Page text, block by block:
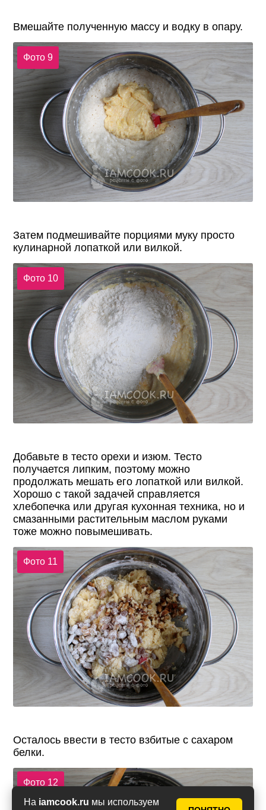
На iamcook.ru мы используем
Вмешайте полученную массу и водку в опару.
Фото 9
Затем подмешивайте порциями муку просто
кулинарной лопаткой или вилкой.
Фото 10
Добавьте в тесто орехи и изюм. Тесто
получается липким, поэтому можно
продолжать мешать его лопаткой или вилкой.
Хорошо с такой задачей справляется
хлебопечка или другая кухонная техника, но и
смазанными растительным маслом руками
тоже можно повымешивать.
Фото 11
Осталось ввести в тесто взбитые с сахаром
белки.
Фото 12